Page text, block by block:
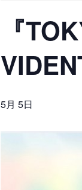
『
5月 5日